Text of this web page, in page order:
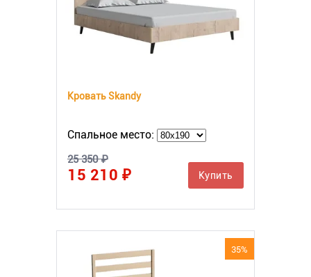
Кровать Skandy
Спальное место:
25 350 ₽
15 210 ₽ Купить
35%